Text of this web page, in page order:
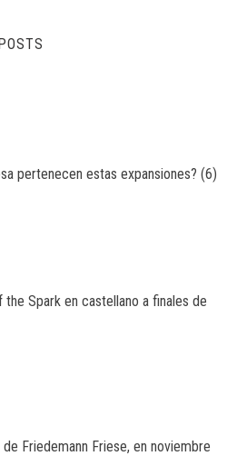
pertenecen estas expansiones? (6)
Spark en castellano a finales de
Friedemann Friese, en noviembre